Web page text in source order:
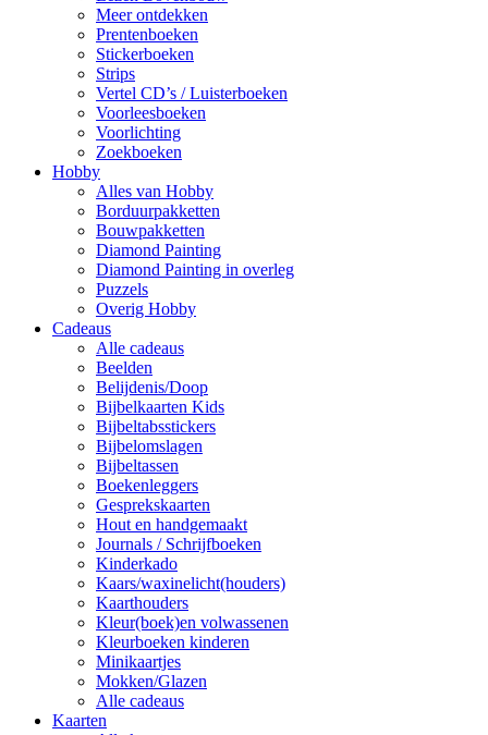
Meer ontdekken
Prentenboeken
Stickerboeken
Strips
Vertel CD’s / Luisterboeken
Voorleesboeken
Voorlichting
Zoekboeken
Hobby
Alles van Hobby
Borduurpakketten
Bouwpakketten
Diamond Painting
Diamond Painting in overleg
Puzzels
Overig Hobby
Cadeaus
Alle cadeaus
Beelden
Belijdenis/Doop
Bijbelkaarten Kids
Bijbeltabsstickers
Bijbelomslagen
Bijbeltassen
Boekenleggers
Gesprekskaarten
Hout en handgemaakt
Journals / Schrijfboeken
Kinderkado
Kaars/waxinelicht(houders)
Kaarthouders
Kleur(boek)en volwassenen
Kleurboeken kinderen
Minikaartjes
Mokken/Glazen
Alle cadeaus
Kaarten